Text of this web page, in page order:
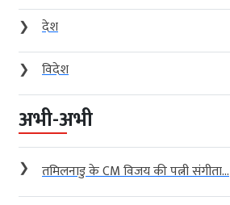
❯
देश
❯
विदेश
अभी-अभी
❯ तमिलनाडु के CM विजय की पत्नी संगीता...